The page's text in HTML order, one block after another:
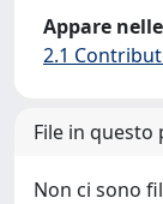
Appare
2.1
File in
Non ci sono